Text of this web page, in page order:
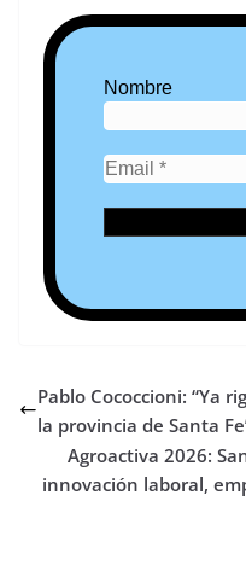
Nombre
Pablo Cococcioni: “Ya
la provincia de Santa
Agroactiva 2026:
innovación laboral,